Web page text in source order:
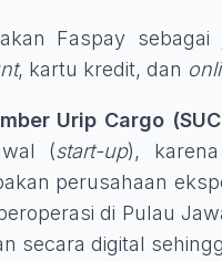
Faspay sebagai
, kartu kredit, dan
Urip Cargo
(start-up),
perusahaan
di Pulau
secara digital